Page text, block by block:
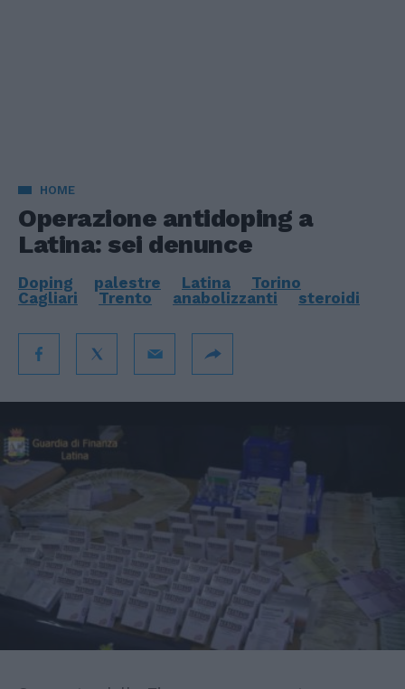
HOME
Operazione antidoping a
Latina: sei denunce
Doping palestre Latina
Torino
Cagliari
Trento anabolizzanti steroidi